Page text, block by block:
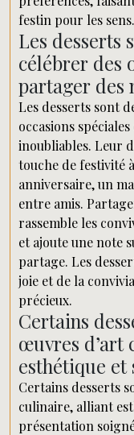
festin pour les sens.
Les desserts
célébrer des
partager des
Les desserts sont
occasions
inoubliables. Leur
touche de festivité
anniversaire, un
entre amis.
rassemble les
et ajoute une note
partage. Les
joie et de la
précieux.
Certains
œuvres d’art
esthétique et
Certains desserts
culinaire, alliant
présentation